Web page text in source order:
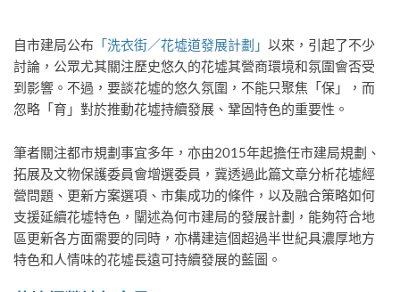
自市建局公布 「洗衣街／花墟道發展計劃」 以來，引起了不少
討論，公眾尤其關注歷史悠久的花墟其營商環境和氛圍會否受
到影響。不過，要談花墟的悠久氛圍，不能只聚焦「保」，而
忽略「育」對於推動花墟持續發展、鞏固特色的重要性。
筆者關注都市規劃事宜多年，亦由2015年起擔任市建局規劃、
拓展及文物保護委員會增選委員，冀透過此篇文章分析花墟經
營問題、更新方案選項、市集成功的條件，以及融合策略如何
支援延續花墟特色，闡述為何市建局的發展計劃，能夠符合地
區更新各方面需要的同時，亦構建這個超過半世紀具濃厚地方
特色和人情味的花墟長遠可持續發展的藍圖。